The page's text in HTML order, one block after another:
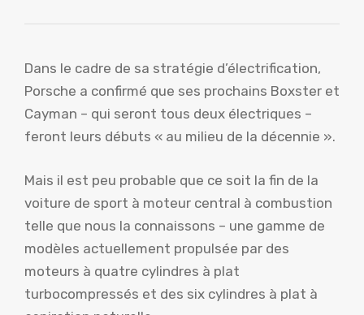
Dans le cadre de sa stratégie d’électrification,
Porsche a confirmé que ses prochains Boxster et
Cayman – qui seront tous deux électriques –
feront leurs débuts « au milieu de la décennie ».
Mais il est peu probable que ce soit la fin de la
voiture de sport à moteur central à combustion
telle que nous la connaissons – une gamme de
modèles actuellement propulsée par des
moteurs à quatre cylindres à plat
turbocompressés et des six cylindres à plat à